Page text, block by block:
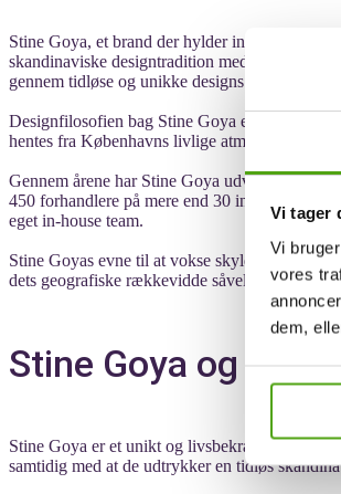
Vi tager
Vi
vores
dem,
Stine Goya, et brand der hylder individualitet
skandinaviske designtradition med sin
gennem tidløse og unikke designs.
Designfilosofien bag Stine Goya er forankret i
hentes fra Københavns livlige atmosfære.
Gennem årene har Stine Goya udviklet sig
450 forhandlere på mere end 30 internationale
eget in-house team.
Stine Goyas evne til at vokse skyldes ikke kun
dets geografiske rækkevidde såvel som dybe
Stine Goya og
Stine Goya er et unikt og livsbekræftende
samtidig med at de udtrykker en tidløs